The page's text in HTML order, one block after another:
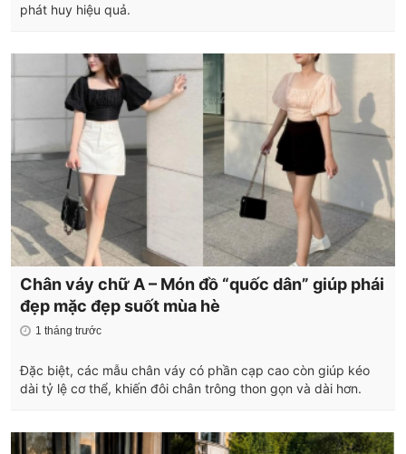
phát huy hiệu quả.
Chân váy chữ A – Món đồ “quốc dân” giúp phái
đẹp mặc đẹp suốt mùa hè
1 tháng trước
Đặc biệt, các mẫu chân váy có phần cạp cao còn giúp kéo
dài tỷ lệ cơ thể, khiến đôi chân trông thon gọn và dài hơn.